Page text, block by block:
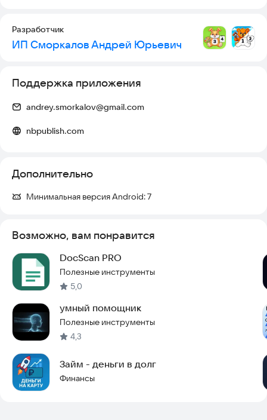
Разработчик
ИП Сморкалов Андрей Юрьевич
Поддержка приложения
andrey.smorkalov@gmail.com
nbpublish.com
Дополнительно
Минимальная версия Android:7
Возможно, вам понравится
DocScan PRO
Полезные инструменты
5,0
умный помощник
Полезные инструменты
4,3
Займ - деньги в долг
Финансы